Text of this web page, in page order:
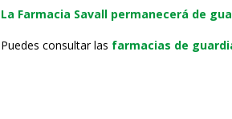
La Farmacia Savall permanecerá de
Puedes consultar las farmacias de